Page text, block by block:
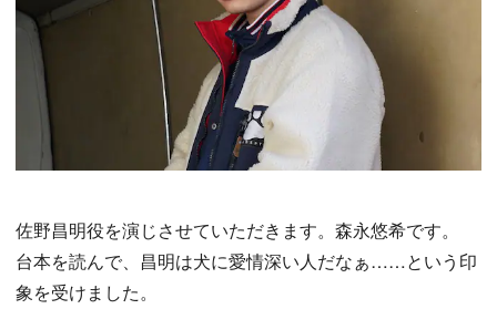
佐野昌明役を演じさせていただきます。森永悠希です。
台本を読んで、昌明は犬に愛情深い人だなぁ……という印
象を受けました。